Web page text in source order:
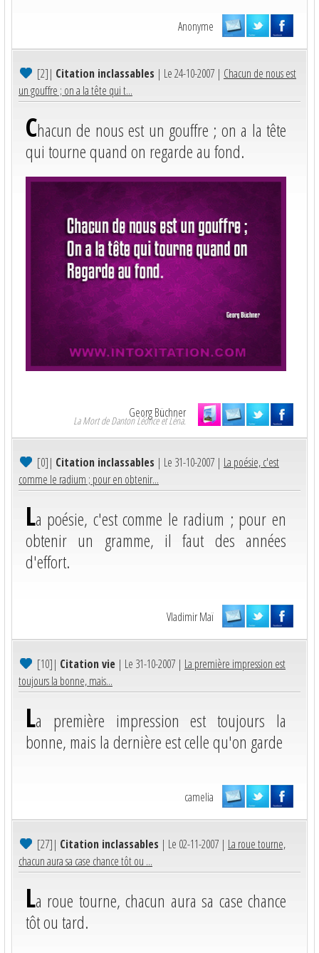
Anonyme
[2]| Citation inclassables | Le 24-10-2007 | Chacun de nous est
un gouffre ; on a la tête qui t...
Chacun de nous est un gouffre ; on a la tête
qui tourne quand on regarde au fond.
Georg Büchner
La Mort de Danton Léonce et Léna.
[0]| Citation inclassables | Le 31-10-2007 | La poésie, c'est
comme le radium ; pour en obtenir...
La poésie, c'est comme le radium ; pour en
obtenir un gramme, il faut des années
d'effort.
Vladimir Maï
[10]| Citation vie | Le 31-10-2007 | La première impression est
toujours la bonne, mais...
La première impression est toujours la
bonne, mais la dernière est celle qu'on garde
camelia
[27]| Citation inclassables | Le 02-11-2007 | La roue tourne,
chacun aura sa case chance tôt ou ...
La roue tourne, chacun aura sa case chance
tôt ou tard.